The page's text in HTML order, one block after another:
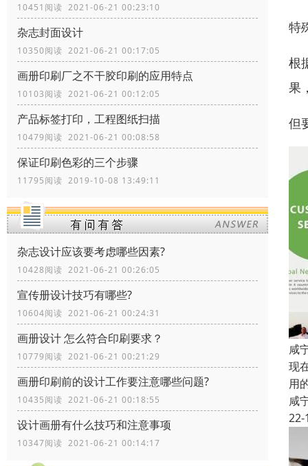
10451阅读 2021-06-21 00:23:10
杂志封面设计
10350阅读 2021-06-21 00:17:05
画册印刷厂之不干胶印刷的应用特点
10103阅读 2021-06-21 00:12:05
产品标签打印，工程图纸扫描
10479阅读 2021-06-21 00:08:58
保证印刷色彩的三个步骤
11795阅读 2019-10-08 13:49:11
杂志设计应该要考虑哪些因素?
10428阅读 2021-06-21 00:26:05
宣传册设计技巧有哪些?
10604阅读 2021-06-21 00:24:31
画册设计 怎么符合印刷要求？
10779阅读 2021-06-21 00:21:29
画册印刷前的设计工作要注意哪些问题?
10435阅读 2021-06-21 00:18:55
设计画册有什么技巧和注意事项
10347阅读 2021-06-21 00:14:17
特
根
果
但
咸
现
用
咸
22-